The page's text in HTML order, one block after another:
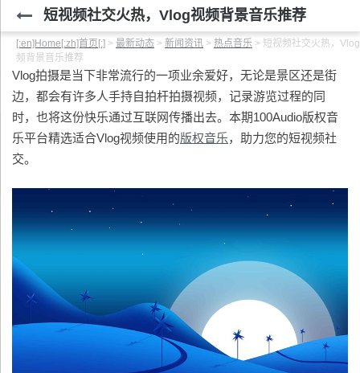
短视频社交火热，Vlog视频背景音乐推荐
[:en]Home[:zh]首页[:] > 最新动态 > 新闻资讯 > 热点音乐 > 短视频社交火热，
频背景音乐推荐
Vlog拍摄是当下非常流行的一项业余爱好，无论是景区还是街
边，都会有许多人手持自拍杆拍摄视频，记录游览过程的同
时，也将这份快乐通过互联网传播出去。本期100Audio版权音
乐平台精选适合Vlog视频使用的版权音乐，助力您的短视频社
交。